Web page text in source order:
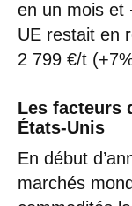
en un mois et
UE restait en
2 799 €/t
Les facteurs
États-Unis
En début
marchés